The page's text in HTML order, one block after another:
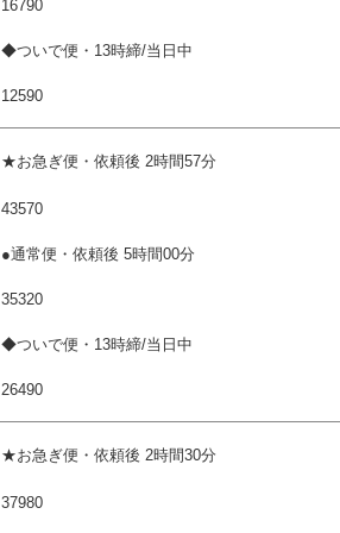
16790
◆ついで便・13時締/当日中
12590
★お急ぎ便・依頼後 2時間57分
43570
●通常便・依頼後 5時間00分
35320
◆ついで便・13時締/当日中
26490
★お急ぎ便・依頼後 2時間30分
37980